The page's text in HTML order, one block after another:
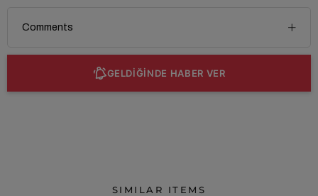
Comments
GELDİĞİNDE HABER VER
SIMILAR ITEMS